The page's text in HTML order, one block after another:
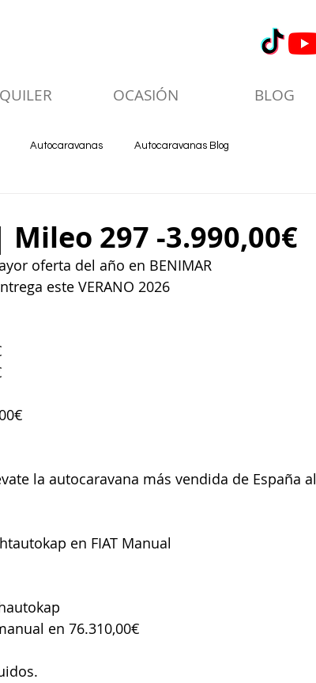
OCASIÓN BLOG
Autocaravanas Autocaravanas Blog
Mileo 297 -3.990,00€
oferta del año en BENIMAR
este VERANO 2026
la autocaravana más vendida de España al
en FIAT Manual
en 76.310,00€